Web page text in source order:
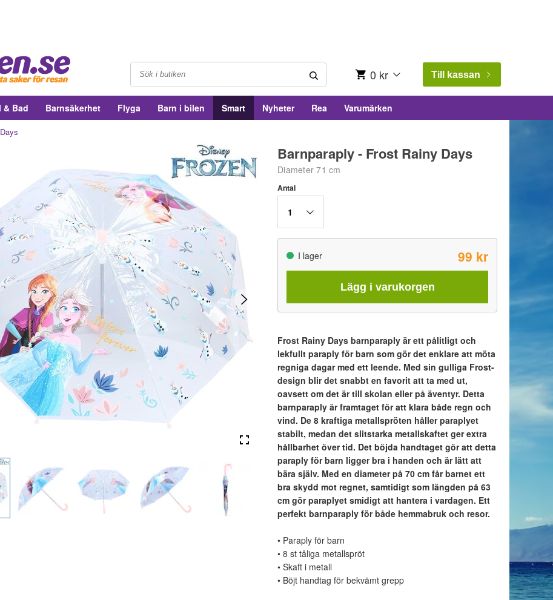
0 kr Till kassan
& Bad Barnsäkerhet Flyga Barn i bilen Smart Nyheter Rea Varumärken
Barnparaply - Frost Rainy Days
Diameter 71 cm
Antal
1
I lager 99 kr
Lägg i varukorgen
Frost Rainy Days barnparaply är ett pålitligt och
lekfullt paraply för barn som gör det enklare att möta
regniga dagar med ett leende. Med sin gulliga Frost-
design blir det snabbt en favorit att ta med ut,
oavsett om det är till skolan eller på äventyr. Detta
barnparaply är framtaget för att klara både regn och
vind. De 8 kraftiga metallspröten håller paraplyet
stabilt, medan det slitstarka metallskaftet ger extra
hållbarhet över tid. Det böjda handtaget gör att detta
paraply för barn ligger bra i handen och är lätt att
bära själv. Med en diameter på 70 cm får barnet ett
bra skydd mot regnet, samtidigt som längden på 63
cm gör paraplyet smidigt att hantera i vardagen. Ett
perfekt barnparaply för både hemmabruk och resor.
• Paraply för barn
• 8 st tåliga metallspröt
• Skaft i metall
• Böjt handtag för bekvämt grepp